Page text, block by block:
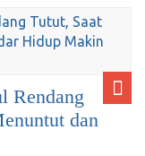
Rendang
dan